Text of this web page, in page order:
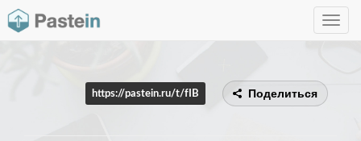
Toggle
https://pastein.ru/t/fIB Поделиться